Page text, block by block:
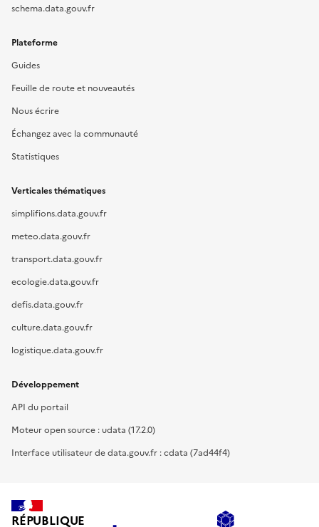
schema.data.gouv.fr
Plateforme
Guides
Feuille de route et nouveautés
Nous écrire
Échangez avec la communauté
Statistiques
Verticales thématiques
simplifions.data.gouv.fr
meteo.data.gouv.fr
transport.data.gouv.fr
ecologie.data.gouv.fr
defis.data.gouv.fr
culture.data.gouv.fr
logistique.data.gouv.fr
Développement
API du portail
Moteur open source : udata (17.2.0)
Interface utilisateur de data.gouv.fr : cdata (7ad44f4)
RÉPUBLIQUE